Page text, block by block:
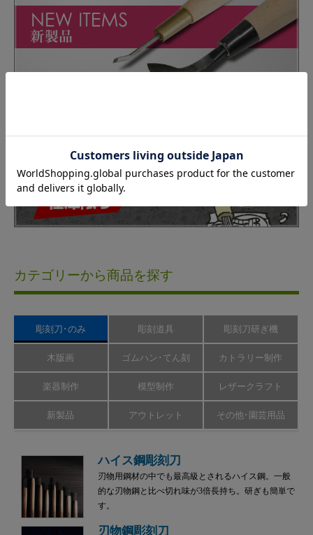
カテゴリーから商品を探す
彫刻刀･のみ 彫刻道具 彫刻刀研ぎ機
木版画 ゴムハン･てん刻 カトラリー制作
楽器制作 模型制作 レザークラフト
新製品 アウトレット その他･園芸用品
ハイス鋼彫刻刀
刃物用鋼材の中でも最高級とされるハイス鋼。一般
的な刃物鋼と比べ切れ味が3倍長持ち。研ぎも簡単で
す。
刃物鋼彫刻刀